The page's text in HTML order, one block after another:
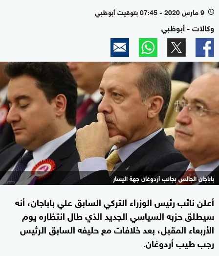
l 9 مارس 2020 - 07:45 بتوقيت أبوظبي
وكالات - أبوظبي
باباجان الجالس بجانب أردوغان جهة اليسار
أعلن نائب رئيس الوزراء التركي السابق علي باباجان، أنه
سيطلق حزبه السياسي الجديد الذي طال انتظاره يوم
الأربعاء المقبل، بعد خلافات مع حليفه السابق الرئيس
رجب طيب أردوغان.